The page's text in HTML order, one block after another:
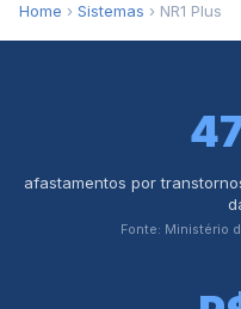
Home › Sistemas › NR1 Plus
afastamentos por
Fonte: Ministério